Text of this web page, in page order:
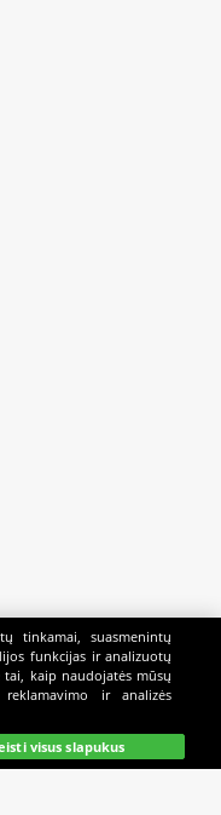
Mano Kazino
tinkamai, suasmenintų
funkcijas ir analizuotų
kaip naudojatės mūsų
ir analizės
visus slapukus